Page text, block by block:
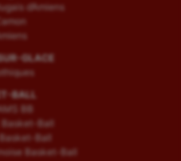
d’Amiens
GLACE
BALL
BB
Basket-Ball
Ball
Basket-Ball